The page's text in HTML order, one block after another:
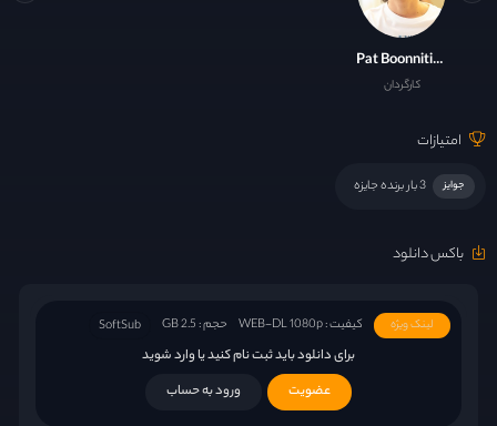
Pat Boonnitipat
کارگردان
امتیازات
جوایز 3 بار برنده جایزه
باکس دانلود
لینک ویژه کیفیت : WEB-DL 1080p حجم : 2.5 GB SoftSub
برای دانلود باید ثبت نام کنید یا وارد شوید
عضویت
ورود به حساب